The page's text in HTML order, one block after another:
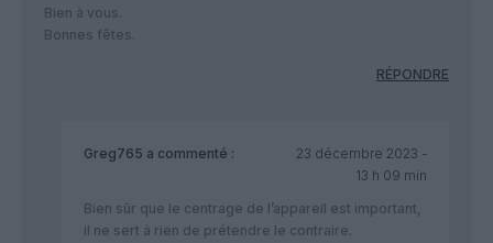
Bien à vous.
Bonnes fêtes.
RÉPONDRE
Greg765 a commenté :
23 décembre 2023 -
13 h 09 min
Bien sûr que le centrage de l’appareil est important,
il ne sert à rien de prétendre le contraire.